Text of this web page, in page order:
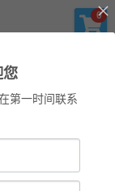
0
×
×
您
第一时间联系